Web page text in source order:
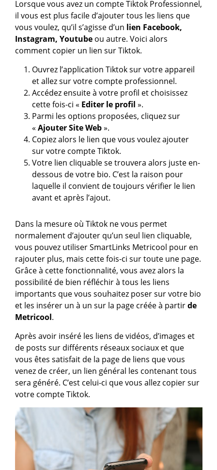
Lorsque vous avez un compte Tiktok Professionnel,
il vous est plus facile d’ajouter tous les liens que
vous voulez, qu’il s’agisse d’un lien Facebook,
Instagram, Youtube ou autre. Voici alors
comment copier un lien sur Tiktok.
Ouvrez l’application Tiktok sur votre appareil
et allez sur votre compte professionnel.
Accédez ensuite à votre profil et choisissez
cette fois-ci « Editer le profil ».
Parmi les options proposées, cliquez sur
« Ajouter Site Web».
Copiez alors le lien que vous voulez ajouter
sur votre compte Tiktok.
Votre lien cliquable se trouvera alors juste en-
dessous de votre bio. C’est la raison pour
laquelle il convient de toujours vérifier le lien
avant et après l’ajout.
Dans la mesure où Tiktok ne vous permet
normalement d’ajouter qu’un seul lien cliquable,
vous pouvez utiliser SmartLinks Metricool pour en
rajouter plus, mais cette fois-ci sur toute une page.
Grâce à cette fonctionnalité, vous avez alors la
possibilité de bien réfléchir à tous les liens
importants que vous souhaitez poser sur votre bio
et les insérer un à un sur la page créée à partirde
Metricool.
Après avoir inséré les liens de vidéos, d’images et
de posts sur différents réseaux sociaux et que
vous êtes satisfait de la page de liens que vous
venez de créer, un lien général les contenant tous
sera généré. C’est celui-ci que vous allez copier sur
votre compte Tiktok.